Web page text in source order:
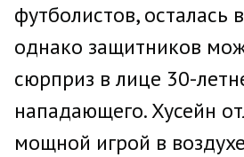
футболистов, осталась
однако защитников
сюрприз в лице 30-
нападающего. Хусейн
мощной игрой в